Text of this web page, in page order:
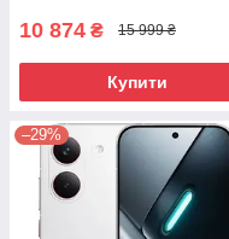
10 874 ₴ 15 999 ₴
Купити
–29%